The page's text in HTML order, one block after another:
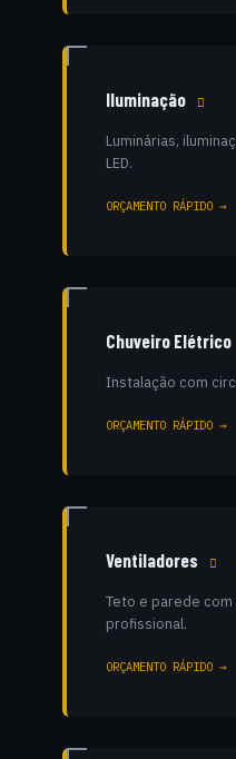
Iluminação
Luminárias,
LED.
ORÇAMENTO RÁPIDO →
Chuveiro Elétrico
Instalação com
ORÇAMENTO RÁPIDO →
Ventiladores
Teto e parede
profissional.
ORÇAMENTO RÁPIDO →